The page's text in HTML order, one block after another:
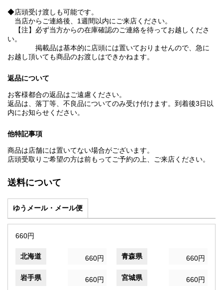
◆店頭受け渡しも可能です。
当店からご連絡後、1週間以内にご来店ください。
【注】必ず当方からの在庫確認のご連絡を待ってお越しくださ
い。
掲載品は基本的に店頭には置いておりませんので、急に
お越し頂いても商品のお渡しはできかねます。
返品について
お客様都合の返品はご遠慮ください。
返品は、落丁等、不良品についてのみ受け付けます。到着後3日以
内にお知らせください。
他特記事項
商品は店舗には置いてない場合がございます。
店頭受取りご希望の方は前もってご予約の上、ご来店ください。
送料について
ゆうメール・メール便
660円
北海道 660円 青森県 660円
岩手県 660円 宮城県 660円